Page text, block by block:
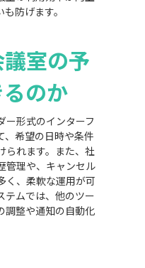
防げます。
室の予
のか
ー形式のインターフ
、希望の日時や条件
られます。また、社
管理や、キャンセル
く、柔軟な運用が可
テムでは、他のツー
調整や通知の自動化